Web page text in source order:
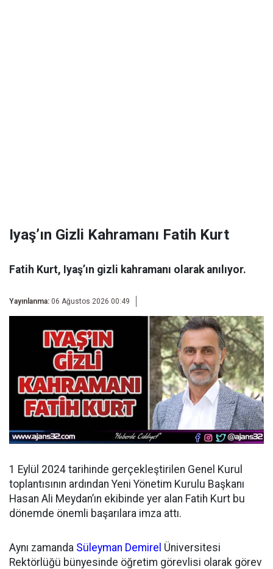
Iyaş’ın Gizli Kahramanı Fatih Kurt
Fatih Kurt, Iyaş’ın gizli kahramanı olarak anılıyor.
Yayınlanma: 06 Ağustos 2026 00:49
1 Eylül 2024 tarihinde gerçekleştirilen Genel Kurul
toplantısının ardından Yeni Yönetim Kurulu Başkanı
Hasan Ali Meydan’ın ekibinde yer alan Fatih Kurt bu
dönemde önemli başarılara imza attı.
Aynı zamanda Süleyman Demirel Üniversitesi
Rektörlüğü bünyesinde öğretim görevlisi olarak görev